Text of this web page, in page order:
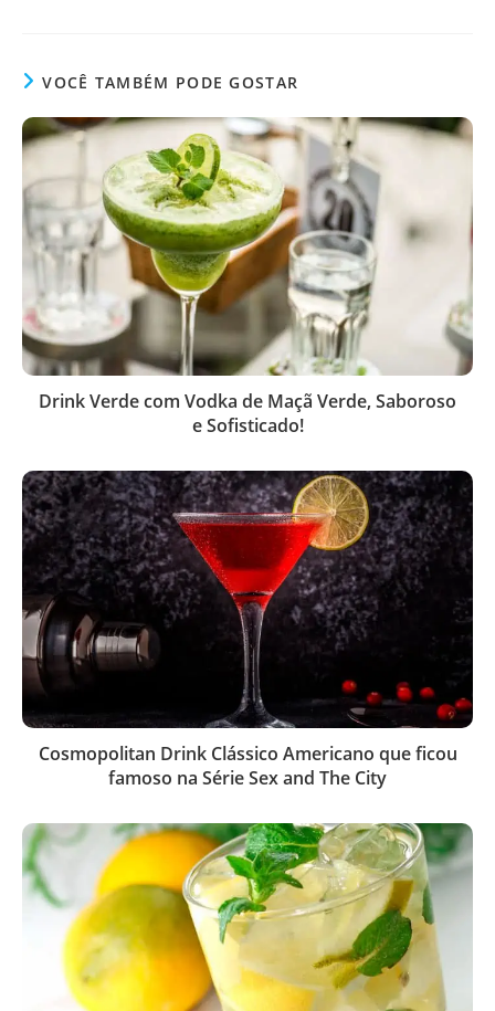
VOCÊ TAMBÉM PODE GOSTAR
Drink Verde com Vodka de Maçã Verde, Saboroso
e Sofisticado!
Cosmopolitan Drink Clássico Americano que ficou
famoso na Série Sex and The City